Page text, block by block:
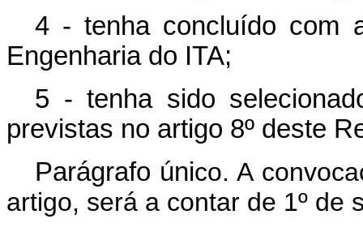
4 - tenha concluído com
Engenharia do ITA;
5 - tenha sido
previstas no artigo 8º deste
Parágrafo único. A
artigo, será a contar de 1º de